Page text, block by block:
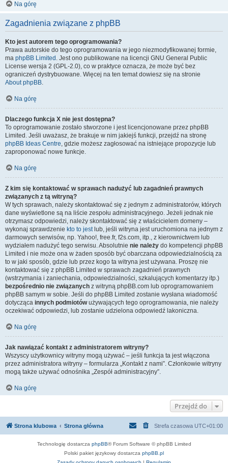
Na górę
Zagadnienia związane z phpBB
Kto jest autorem tego oprogramowania?
Prawa autorskie do tego oprogramowania w jego niezmodyfikowanej formie,
ma phpBB Limited . Jest ono publikowane na licencji GNU General Public
License wersja 2 (GPL-2.0), co w praktyce oznacza, że może być bez
ograniczeń dystrybuowane. Więcej na ten temat dowiesz się na stronie
About phpBB.
Na górę
Dlaczego funkcja X nie jest dostępna?
To oprogramowanie zostało stworzone i jest licencjonowane przez phpBB
Limited. Jeśli uważasz, że brakuje w nim jakiejś funkcji, przejdź na stronę
phpBB Ideas Centre, gdzie możesz zagłosować na istniejące propozycje lub
zaproponować nowe funkcje.
Na górę
Z kim się kontaktować w sprawach nadużyć lub zagadnień prawnych
związanych z tą witryną?
W tych sprawach, należy skontaktować się z jednym z administratorów, których
dane wyświetlone są na liście zespołu administracyjnego. Jeżeli jednak nie
otrzymasz odpowiedzi, należy skontaktować się z właścicielem domeny –
wykonaj sprawdzenie kto to jestlub, jeśli witryna jest uruchomiona na jednym z
darmowych serwisów, np. Yahoo!, free.fr, f2s.com, itp., z kierownictwem lub
wydziałem nadużyć tego serwisu. Absolutnie nie należy do kompetencji phpBB
Limited i nie może ona w żaden sposób być obarczana odpowiedzialnością za
to w jaki sposób, gdzie lub przez kogo ta witryna jest używana. Proszę nie
kontaktować się z phpBB Limited w sprawach zagadnień prawnych
(wstrzymania i zaniechania, odpowiedzialności, szkalujących komentarzy itp.)
bezpośrednio nie związanych z witryną phpBB.com lub oprogramowaniem
phpBB samym w sobie. Jeśli do phpBB Limited zostanie wysłana wiadomość
dotycząca innych podmiotówużywających tego oprogramowania, nie należy
oczekiwać odpowiedzi, lub zostanie udzielona odpowiedź lakoniczna.
Na górę
Jak nawiązać kontakt z administratorem witryny?
Wszyscy użytkownicy witryny mogą używać – jeśli funkcja ta jest włączona
przez administratora witryny – formularza „Kontakt z nami”. Członkowie witryny
mogą także używać odnośnika „Zespół administracyjny”.
Na górę
Przejdź do
Strona klubowa Strona główna Strefa czasowa UTC+01:00
Technologię dostarcza phpBB® Forum Software © phpBB Limited
Polski pakiet językowy dostarcza phpBB.pl